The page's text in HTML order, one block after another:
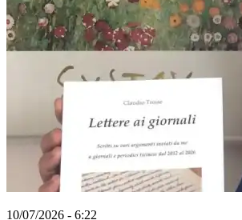
10/07/2026 - 6:22